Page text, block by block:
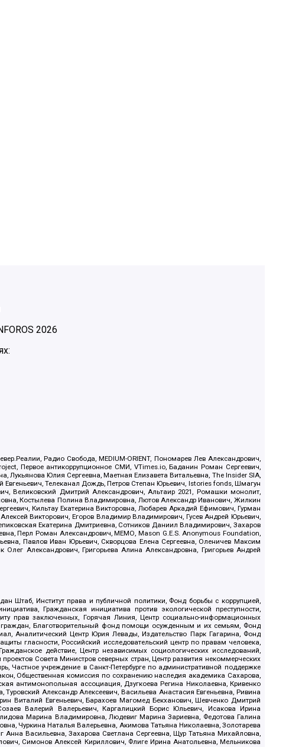
2026
Радио Свобода, MEDIUM-ORIENT, Пономарев Лев Александрович,
Первое антикоррупционное СМИ, VTimes.io, Баданин Роман Сергеевич,
Юлия Сергеевна, Маетная Елизавета Витальевна, The Insider SIA,
Телеканал Дождь, Петров Степан Юрьевич, Istories fonds, Шмагун
Великовский Дмитрий Александрович, Альтаир 2021, Ромашки монолит,
Костылева Полина Владимировна, Лютов Александр Иванович, Жилкин
Кильтау Екатерина Викторовна, Любарев Аркадий Ефимович, Гурман
Викторович, Егоров Владимир Владимирович, Гусев Андрей Юрьевич,
Екатерина Дмитриевна, Сотников Даниил Владимирович, Захаров
Перл Роман Александрович, МЕМО, Mason G.E.S. Anonymous Foundation,
Павлов Иван Юрьевич, Скворцова Елена Сергеевна, Оленичев Максим
Александрович, Григорьева Алина Александровна, Григорьев Андрей
Штаб, Институт права и публичной политики, Фонд борьбы с коррупцией,
Гражданская инициатива против экологической преступности,
прав заключенных, Горячая Линия, Центр социально-информационных
Благотворительный фонд помощи осужденным и их семьям, Фонд
Аналитический Центр Юрия Левады, Издательство Парк Гагарина, Фонд
гласности, Российский исследовательский центр по правам человека,
действие, Центр независимых социологических исследований,
Совета Министров северных стран, Центр развития некоммерческих
Частное учреждение в Санкт-Петербурге по административной поддержке
Общественная комиссия по сохранению наследия академика Сахарова,
антимонопольная ассоциация, Дзугкоева Регина Николаевна, Кривенко
Александр Алексеевич, Васильева Анастасия Евгеньевна, Ривина
Виталий Евгеньевич, Барахоев Магомед Бекханович, Шевченко Дмитрий
Валерий Валерьевич, Каргалицкий Борис Юльевич, Исакова Ирина
Марина Владимировна, Людевиг Марина Зариевна, Федотова Галина
Чуркина Наталья Валерьевна, Акимова Татьяна Николаевна, Золотарева
Васильевна, Захарова Светлана Сергеевна, Щур Татьяна Михайловна,
Симонов Алексей Кириллович, Флиге Ирина Анатольевна, Мельникова